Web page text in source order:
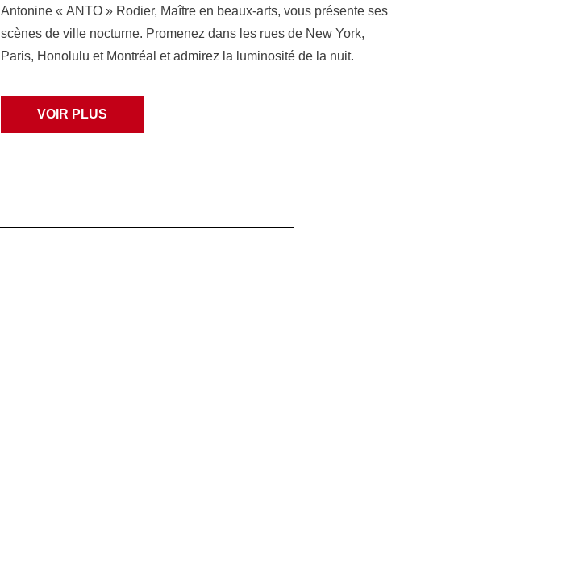
Antonine « ANTO » Rodier, Maître en beaux-arts, vous présente ses
scènes de ville nocturne. Promenez dans les rues de New York,
Paris, Honolulu et Montréal et admirez la luminosité de la nuit.
VOIR PLUS